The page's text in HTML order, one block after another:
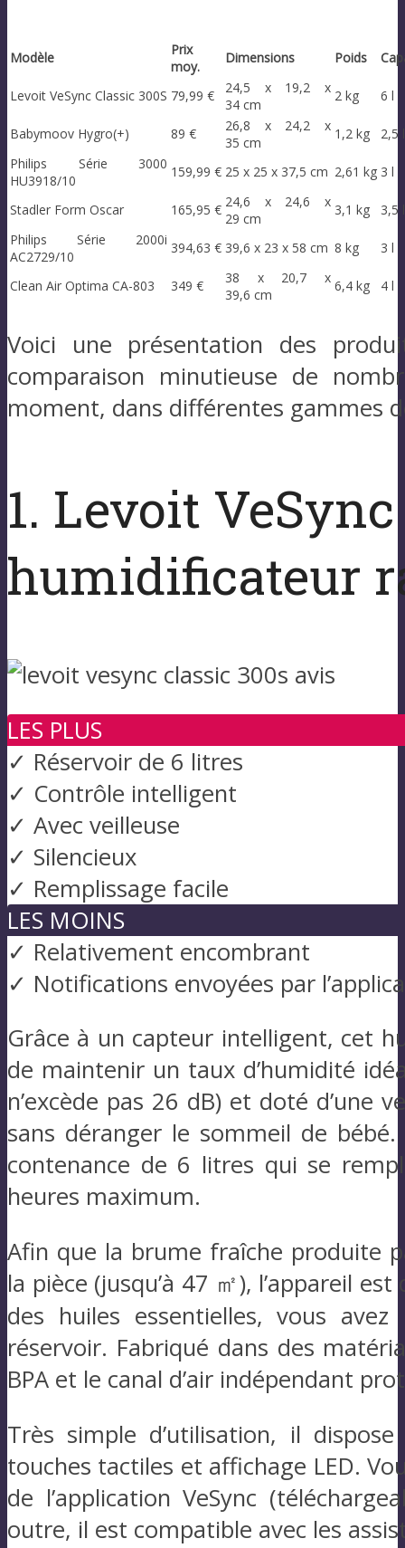
Modèle
Prix
moy.
Dimensions Poids
Levoit VeSync Classic 300S 79,99 €
24,5 x 19,2 x
34 cm
2 kg 6 l
Babymoov Hygro(+) 89 €
26,8 x 24,2 x
35 cm
1,2 kg
2,5 l
Philips Série 3000
HU3918/10
159,99 € 25 x 25 x 37,5 cm 2,61 kg 3 l
Stadler Form Oscar 165,95 € 24,6 x 24,6 x
29 cm
3,1 kg
3,5 l
Philips Série 2000i
AC2729/10
394,63 € 39,6 x 23 x 58 cm 8 kg 3 l
Clean Air Optima CA-803 349 €
38 x 20,7 x
39,6 cm
6,4 kg 4 l
Voici une présentation des
comparaison minutieuse de
moment, dans différentes gammes
1. Levoit
humidificateur
LES PLUS
✓ Réservoir de 6 litres
✓ Contrôle intelligent
✓ Avec veilleuse
✓ Silencieux
✓ Remplissage facile
LES MOINS
✓ Relativement encombrant
✓ Notifications envoyées par
Grâce à un capteur intelligent, cet
de maintenir un taux d’humidité
n’excède pas 26 dB) et doté d’une
sans déranger le sommeil de bébé.
contenance de 6 litres qui se
heures maximum.
Afin que la brume fraîche produite
la pièce (jusqu’à 47 ㎡), l’appareil
des huiles essentielles, vous
réservoir. Fabriqué dans des
BPA et le canal d’air indépendant
Très simple d’utilisation, il
touches tactiles et affichage LED.
de l’application VeSync
outre, il est compatible avec les